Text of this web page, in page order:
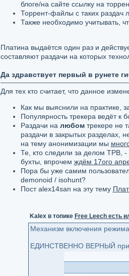
блоге/на сайте ссылку на
Торрент-файлы с таких раздач
Также необходимо учитывать,
Платина выдаётся один раз и
составляют раздачи на которых
Да здравствует первый в рунете
Для тех кто считает, что данное
Как мы выяснили на практике,
Популярность трекера ведёт к
Раздачи на любомтрекере не
раздачи в закрытых разделах,
на тему анонимизации мы
Те, кто следили за делом TPB, -
бухты, впрочем ждём 17ого
Пора бы уже самим
demonoid / isohunt?
Пост alex14san на эту тему
Kalex в топике Free Leech есть
Механизм включения режима
ЕДИНСТВЕННО ВЕРНЫЙ